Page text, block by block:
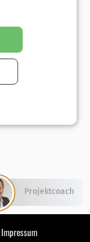
Impressum
Projektcoach